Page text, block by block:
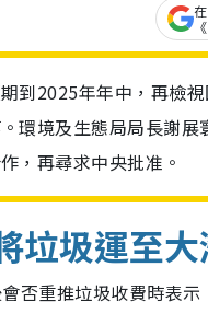
到2025年年中，再檢
環境及生態局局長謝
，再尋求中央批准。
垃圾運至
否重推垃圾收費時表